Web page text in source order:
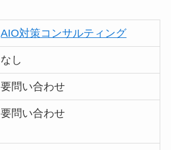
AIO対策コンサルティング
なし
要問い合わせ
要問い合わせ